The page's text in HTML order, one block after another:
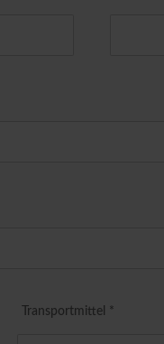
Transportmittel *